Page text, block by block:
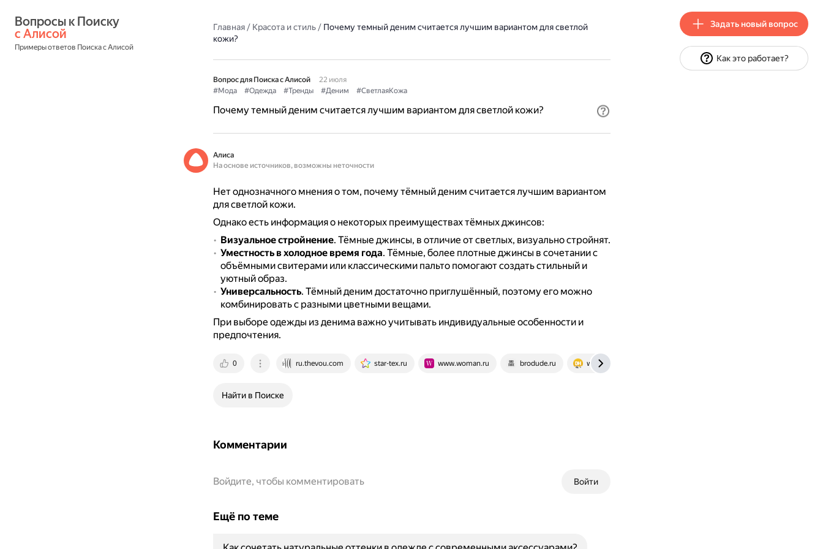
с Алисой
Примеры ответов Поиска с Алисой
Главная/ Красота и стиль/ Почему темный деним считается лучшим вариантом для светлой
кожи?
Вопрос для Поиска с Алисой
22 июля
#Мода
#Одежда #Тренды #Деним #СветлаяКожа
Почему темный деним считается лучшим вариантом для светлой кожи?
Алиса
На основе источников, возможны неточности
Нет однозначного мнения о том, почему тёмный деним считается лучшим вариантом
для светлой кожи.
Однако есть информация о некоторых преимуществах тёмных джинсов:
Визуальное стройнение. Тёмные джинсы, в отличие от светлых, визуально стройнят.
Уместность в холодное время года. Тёмные, более плотные джинсы в сочетании с
объёмными свитерами или классическими пальто помогают создать стильный и
уютный образ.
Универсальность. Тёмный деним достаточно приглушённый, поэтому его можно
комбинировать с разными цветными вещами.
При выборе одежды из денима важно учитывать индивидуальные особенности и
предпочтения.
0 ru.thevou.com star-tex.ru www.woman.ru brodude.ru www.dhgate.com
Найти в Поиске
Комментарии
Войти
Войдите, чтобы комментировать
Ещё по теме
Задать новый вопрос
Как это работает?